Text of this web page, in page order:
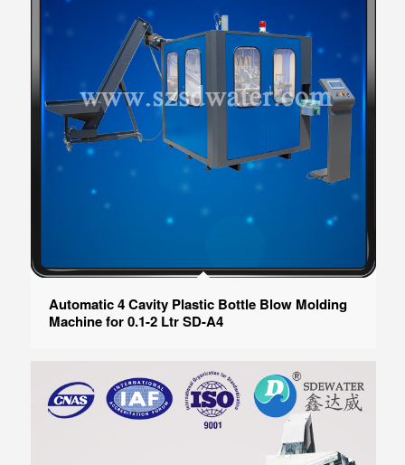
Automatic 4 Cavity Plastic Bottle Blow Molding
Machine for 0.1-2 Ltr SD-A4